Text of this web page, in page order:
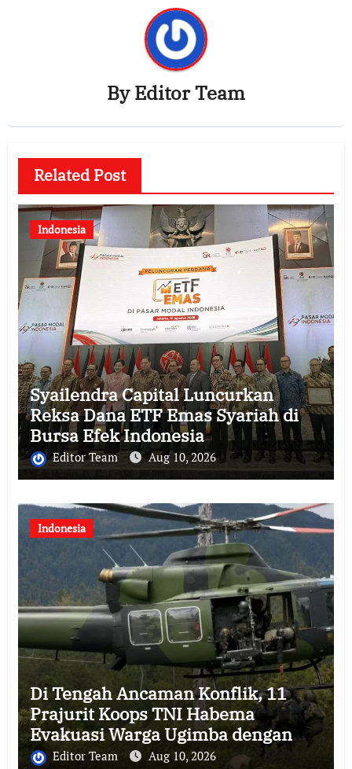
ByEditor Team
Related Post
Indonesia
Syailendra Capital Luncurkan
Reksa Dana ETF Emas Syariah di
Bursa Efek Indonesia
Editor Team Aug 10, 2026
Indonesia
Di Tengah Ancaman Konflik, 11
Prajurit Koops TNI Habema
Evakuasi Warga Ugimba dengan
Dua Helikopter
Editor Team Aug 10, 2026